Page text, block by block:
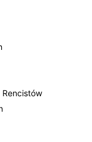
Rencistów